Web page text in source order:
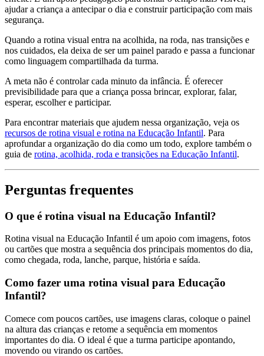
ajudar a criança a antecipar o dia e construir participação com mais
segurança.
Quando a rotina visual entra na acolhida, na roda, nas transições e
nos cuidados, ela deixa de ser um painel parado e passa a funcionar
como linguagem compartilhada da turma.
A meta não é controlar cada minuto da infância. É oferecer
previsibilidade para que a criança possa brincar, explorar, falar,
esperar, escolher e participar.
Para encontrar materiais que ajudem nessa organização, veja os
recursos de rotina visual e rotina na Educação Infantil. Para
aprofundar a organização do dia como um todo, explore também o
guia de rotina, acolhida, roda e transições na Educação Infantil.
Perguntas frequentes
O que é rotina visual na Educação Infantil?
Rotina visual na Educação Infantil é um apoio com imagens, fotos
ou cartões que mostra a sequência dos principais momentos do dia,
como chegada, roda, lanche, parque, história e saída.
Como fazer uma rotina visual para Educação
Infantil?
Comece com poucos cartões, use imagens claras, coloque o painel
na altura das crianças e retome a sequência em momentos
importantes do dia. O ideal é que a turma participe apontando,
movendo ou virando os cartões.